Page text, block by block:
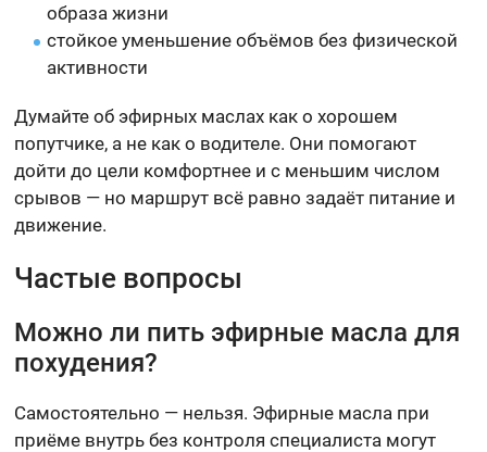
образа жизни
стойкое уменьшение объёмов без физической
активности
Думайте об эфирных маслах как о хорошем
попутчике, а не как о водителе. Они помогают
дойти до цели комфортнее и с меньшим числом
срывов — но маршрут всё равно задаёт питание и
движение.
Частые вопросы
Можно ли пить эфирные масла для
похудения?
Самостоятельно — нельзя. Эфирные масла при
приёме внутрь без контроля специалиста могут